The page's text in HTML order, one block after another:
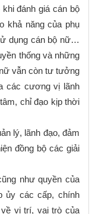
đánh giá cán bộ
khả năng của phụ
dụng cán bộ nữ…
thống và những
vẫn còn tư tưởng
các cương vị lãnh
chỉ đạo kịp thời
lý, lãnh đạo, đảm
đồng bộ các giải
như quyền của
ủy các cấp, chính
vị trí, vai trò của